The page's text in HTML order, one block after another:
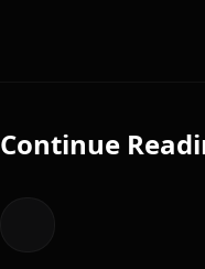
Continue